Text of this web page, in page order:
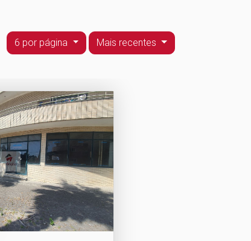
6 por página Mais recentes